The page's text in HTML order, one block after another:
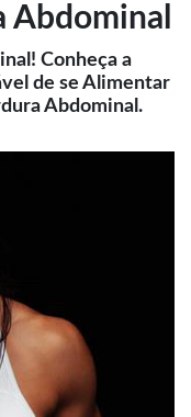
Abdominal
Conheça a
de se Alimentar
Abdominal.